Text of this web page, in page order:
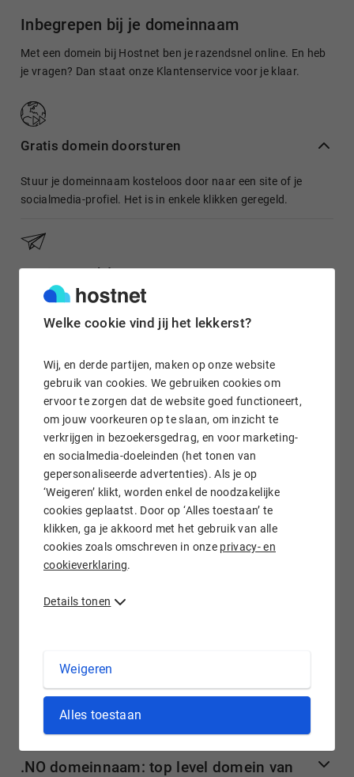
Welke cookie vind jij het lekkerst?
Wij, en derde partijen, maken op onze website
gebruik van cookies. We gebruiken cookies om
ervoor te zorgen dat de website goed functioneert,
om jouw voorkeuren op te slaan, om inzicht te
verkrijgen in bezoekersgedrag, en voor marketing-
en socialmedia-doeleinden (het tonen van
gepersonaliseerde advertenties). Als je op
‘Weigeren’ klikt, worden enkel de noodzakelijke
cookies geplaatst. Door op ‘Alles toestaan’ te
klikken, ga je akkoord met het gebruik van alle
cookies zoals omschreven in onze privacy- en
cookieverklaring.
Details tonen
Weigeren
Alles toestaan
Inbegrepen bij je domeinnaam
Met een domein bij Hostnet ben je razendsnel online. En heb
je vragen? Dan staat onze Klantenservice voor je klaar.
Gratis domein doorsturen
Stuur je domeinnaam kosteloos door naar een site of je
socialmedia-profiel. Het is in enkele klikken geregeld.
Gratis e-mail doorsturen
Wij staan voor je klaar!
.NO domein registreren bij Hostnet
Wil je een Noorse .nodomeinnaam kopen? Voor de
registratie van jouw .no domein ben je bij Hostnet aan het
juiste adres. Je controleert eenvoudig online of de gewenste
.no domeinnaam beschikbaar is om te registreren en je
bij ons aan. Zoek je tevens goede en betrouwbare hosting
hostingdiensten aan.
Meer informatie over .no domeinnamen
.NO domeinnaam: top level domein van